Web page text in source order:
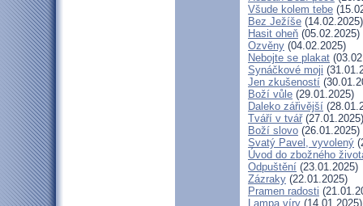
Všude kolem tebe
Bez Ježíše (14.02.2025)
Hasit oheň (05.02.2025)
Ozvěny (04.02.2025)
Nebojte se plakat
Synáčkové moji
Jen zkušeností
Boží vůle (29.01.2025)
Daleko zářivější
Tváří v tvář(27.01.2025)
Boží slovo (26.01.2025)
Svatý Pavel, vyvolený
Úvod do zbožného
Odpuštění (23.01.2025)
Zázraky (22.01.2025)
Pramen radosti
Lampa víry (14.01.2025)